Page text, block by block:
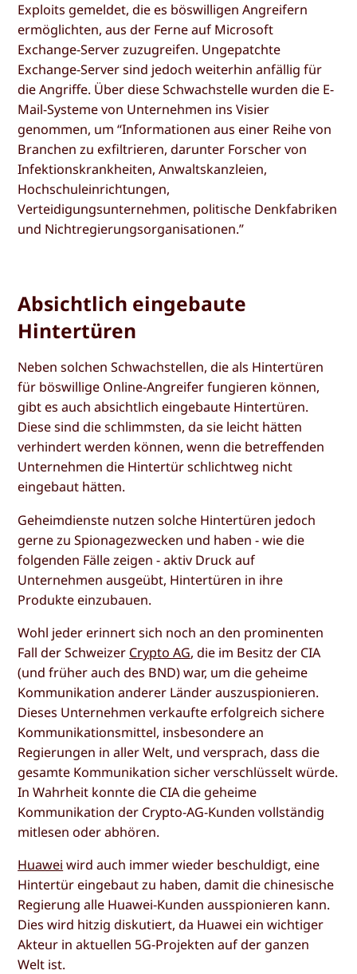
Exploits gemeldet, die es böswilligen Angreifern
ermöglichten, aus der Ferne auf Microsoft
Exchange-Server zuzugreifen. Ungepatchte
Exchange-Server sind jedoch weiterhin anfällig für
die Angriffe. Über diese Schwachstelle wurden die E-
Mail-Systeme von Unternehmen ins Visier
genommen, um “Informationen aus einer Reihe von
Branchen zu exfiltrieren, darunter Forscher von
Infektionskrankheiten, Anwaltskanzleien,
Hochschuleinrichtungen,
Verteidigungsunternehmen, politische Denkfabriken
und Nichtregierungsorganisationen.”
Absichtlich eingebaute
Hintertüren
Neben solchen Schwachstellen, die als Hintertüren
für böswillige Online-Angreifer fungieren können,
gibt es auch absichtlich eingebaute Hintertüren.
Diese sind die schlimmsten, da sie leicht hätten
verhindert werden können, wenn die betreffenden
Unternehmen die Hintertür schlichtweg nicht
eingebaut hätten.
Geheimdienste nutzen solche Hintertüren jedoch
gerne zu Spionagezwecken und haben - wie die
folgenden Fälle zeigen - aktiv Druck auf
Unternehmen ausgeübt, Hintertüren in ihre
Produkte einzubauen.
Wohl jeder erinnert sich noch an den prominenten
Fall der Schweizer Crypto AG, die im Besitz der CIA
(und früher auch des BND) war, um die geheime
Kommunikation anderer Länder auszuspionieren.
Dieses Unternehmen verkaufte erfolgreich sichere
Kommunikationsmittel, insbesondere an
Regierungen in aller Welt, und versprach, dass die
gesamte Kommunikation sicher verschlüsselt würde.
In Wahrheit konnte die CIA die geheime
Kommunikation der Crypto-AG-Kunden vollständig
mitlesen oder abhören.
Huawei wird auch immer wieder beschuldigt, eine
Hintertür eingebaut zu haben, damit die chinesische
Regierung alle Huawei-Kunden ausspionieren kann.
Dies wird hitzig diskutiert, da Huawei ein wichtiger
Akteur in aktuellen 5G-Projekten auf der ganzen
Welt ist.